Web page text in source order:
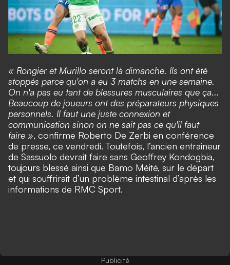
« Rongier et Murillo seront là dimanche. Ils ont été
stoppés parce qu'on a eu 3 matchs en une semaine.
On n'a pas eu tant de blessures musculaires que ça...
Beaucoup de joueurs ont des préparateurs physiques
personnels. Il faut une juste connexion et
communication sinon on ne sait pas ce qu'il faut
faire », confirme Roberto De Zerbi en conférence
de presse, ce vendredi. Toutefois, l’ancien entraineur
de Sassuolo devrait faire sans Geoffrey Kondogbia,
toujours blessé ainsi que Bamo Méité, sur le départ
et qui souffrirait d’un problème intestinal d’après les
informations de RMC Sport.
Publicité